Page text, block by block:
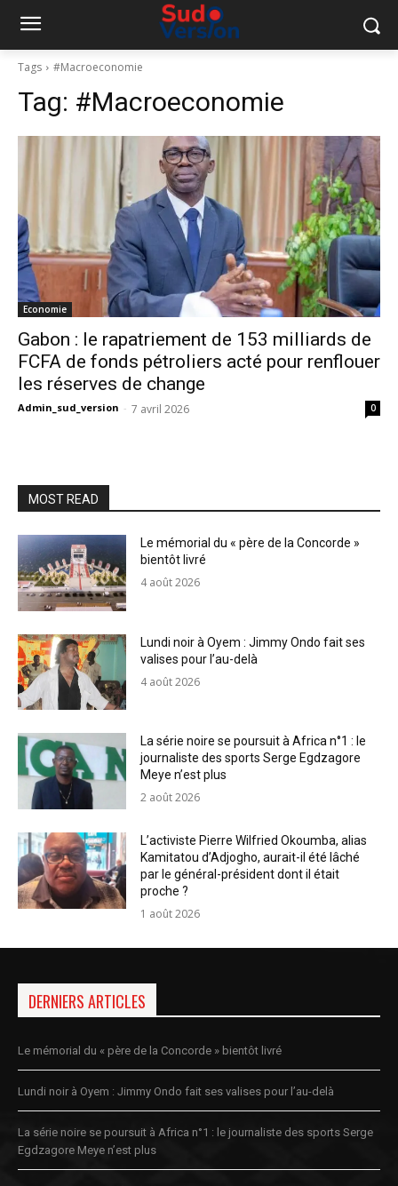
Tags #Macroeconomie
Tag: #Macroeconomie
Economie
Gabon : le rapatriement de 153 milliards de
FCFA de fonds pétroliers acté pour renflouer
les réserves de change
Admin_sud_version - 7 avril 2026 0
MOST READ
Le mémorial du « père de la Concorde »
bientôt livré
4 août 2026
Lundi noir à Oyem : Jimmy Ondo fait ses
valises pour l’au-delà
4 août 2026
La série noire se poursuit à Africa n°1 : le
journaliste des sports Serge Egdzagore
Meye n’est plus
2 août 2026
L’activiste Pierre Wilfried Okoumba, alias
Kamitatou d’Adjogho, aurait-il été lâché
par le général-président dont il était
proche ?
1 août 2026
DERNIERS ARTICLES
Le mémorial du « père de la Concorde » bientôt livré
Lundi noir à Oyem : Jimmy Ondo fait ses valises pour l’au-delà
La série noire se poursuit à Africa n°1 : le journaliste des sports Serge
Egdzagore Meye n’est plus